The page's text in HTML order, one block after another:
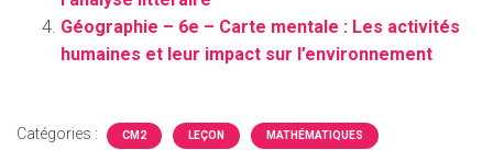
Géographie – 6e – Carte mentale : Les activités
humaines et leur impact sur l’environnement
Catégories : CM2 LEÇON MATHÉMATIQUES